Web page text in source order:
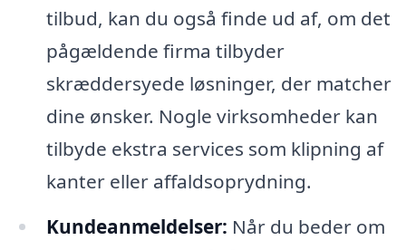
tilbud, kan du også finde ud af, om det
pågældende firma tilbyder
skræddersyede løsninger, der matcher
dine ønsker. Nogle virksomheder kan
tilbyde ekstra services som klipning af
kanter eller affaldsoprydning.
Kundeanmeldelser: Når du beder om